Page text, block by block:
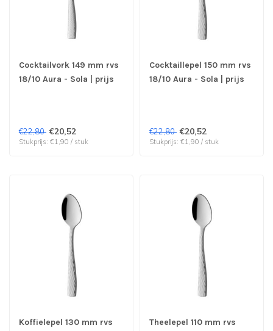
Cocktailvork 149 mm rvs
18/10 Aura - Sola | prijs
€22,80 €20,52
Stukprijs: €1,90 / stuk
Cocktaillepel 150 mm rvs
18/10 Aura - Sola | prijs
€22,80 €20,52
Stukprijs: €1,90 / stuk
Koffielepel 130 mm rvs
Theelepel 110 mm rvs